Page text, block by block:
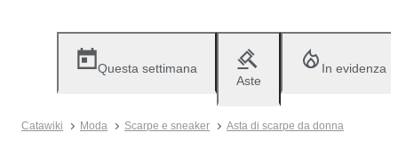
Questa settimana
Aste
In evidenza
Catawiki Moda Scarpe e sneaker Asta di scarpe da donna